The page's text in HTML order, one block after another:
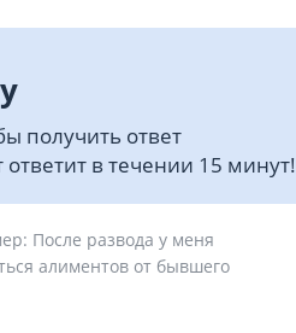
получить ответ
в течении 15 минут!